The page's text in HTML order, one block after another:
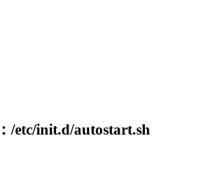
/etc/init.d/autostart.sh